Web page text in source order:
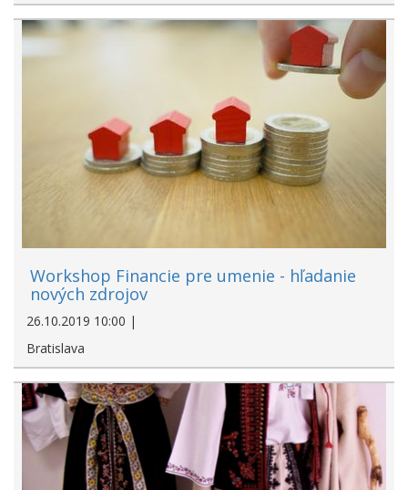
Workshop Financie pre umenie - hľadanie
nových zdrojov
26.10.2019 10:00 |
Bratislava